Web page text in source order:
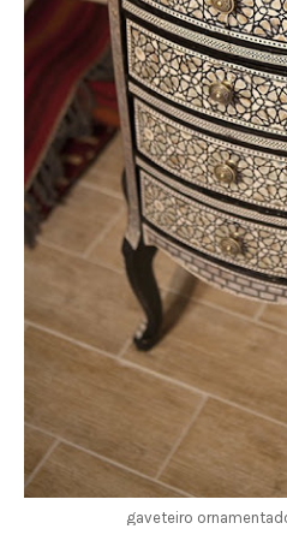
gaveteiro